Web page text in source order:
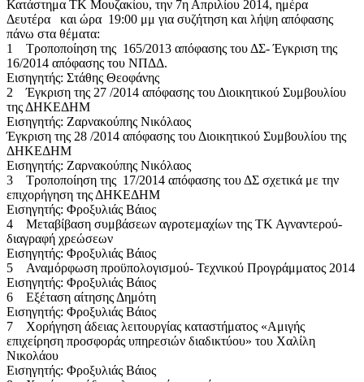
Κατάστημα ΤΚ Μουζακίου, την 7η Απριλίου 2014, ημέρα
Δευτέρα και ώρα 19:00 μμ για συζήτηση και λήψη απόφασης
πάνω στα θέματα:
1 Τροποποίηση της 165/2013 απόφασης του ΔΣ- Έγκριση της
16/2014 απόφασης του ΝΠΔΔ.
Εισηγητής: Στάθης Θεοφάνης
2 Έγκριση της 27 /2014 απόφασης του Διοικητικού Συμβουλίου
της ΔΗΚΕΔΗΜ
Εισηγητής: Ζαρνακούπης Νικόλαος
Έγκριση της 28 /2014 απόφασης του Διοικητικού Συμβουλίου της
ΔΗΚΕΔΗΜ
Εισηγητής: Ζαρνακούπης Νικόλαος
3 Τροποποίηση της 17/2014 απόφασης του ΔΣ σχετικά με την
επιχορήγηση της ΔΗΚΕΔΗΜ
Εισηγητής: Φροξυλιάς Βάιος
4 Μεταβίβαση συμβάσεων αγροτεμαχίων της ΤΚ Αγναντερού-
διαγραφή χρεώσεων
Εισηγητής: Φροξυλιάς Βάιος
5 Αναμόρφωση προϋπολογισμού- Τεχνικού Προγράμματος 2014
Εισηγητής: Φροξυλιάς Βάιος
6 Εξέταση αίτησης Δημότη
Εισηγητής: Φροξυλιάς Βάιος
7 Χορήγηση άδειας λειτουργίας καταστήματος «Αμιγής
επιχείρηση προσφοράς υπηρεσιών διαδικτύου» του Χαλίλη
Νικολάου
Εισηγητής: Φροξυλιάς Βάιος